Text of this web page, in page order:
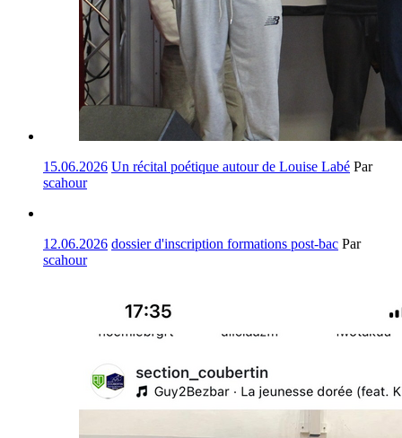
15.06.2026 Un récital poétique autour de Louise Labé Par
scahour
12.06.2026 dossier d'inscription formations post-bac Par
scahour